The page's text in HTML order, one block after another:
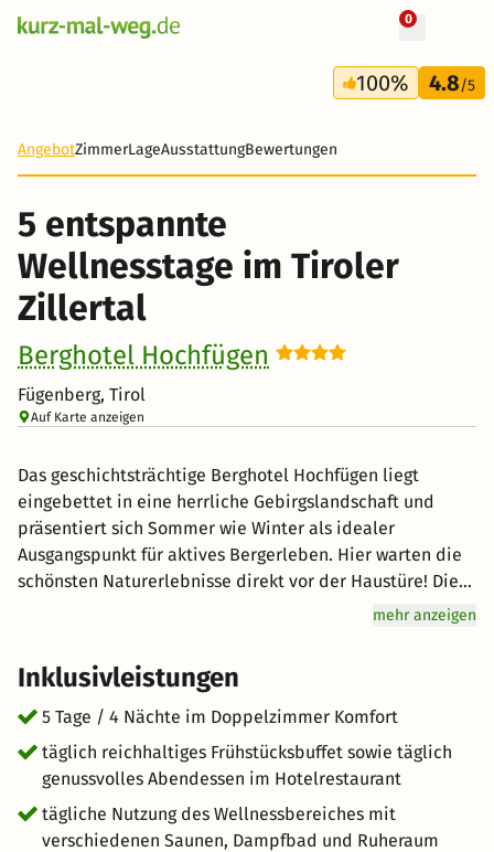
0
5 Tage
398 €
100% 4.8/5
AngebotZimmerLageAusstattungBewertungen
5 entspannte
Wellnesstage im Tiroler
Zillertal
Berghotel Hochfügen
Fügenberg, Tirol
Auf Karte anzeigen
Das geschichtsträchtige Berghotel Hochfügen liegt
eingebettet in eine herrliche Gebirgslandschaft und
präsentiert sich Sommer wie Winter als idealer
Ausgangspunkt für aktives Bergerleben. Hier warten die
schönsten Naturerlebnisse direkt vor der Haustüre! Die
Symbiose aus Natur und Tiroler Gemütlichkeit macht das
durchatmen! Wer in die alpine Bergoase reist, der
kommt zugleich auch bei sich selbst an. Die kraftvolle
und hochalpine Landschaft des Hochfügener Talkessels
lässt Sie neue Kraft tanken. Die wohltuende Wellsystem
Hydrojet Massage im Berghotel Hochfügen sorgt mit
entspannender Wasserkraft für noch mehr Erholung und
macht Ihren Aufenthalt unvergesslich.
mehr anzeigen
Inklusivleistungen
5 Tage / 4 Nächte im Doppelzimmer Komfort
täglich reichhaltiges Frühstücksbuffet sowie täglich
genussvolles Abendessen im Hotelrestaurant
tägliche Nutzung des Wellnessbereiches mit
verschiedenen Saunen, Dampfbad und Ruheraum